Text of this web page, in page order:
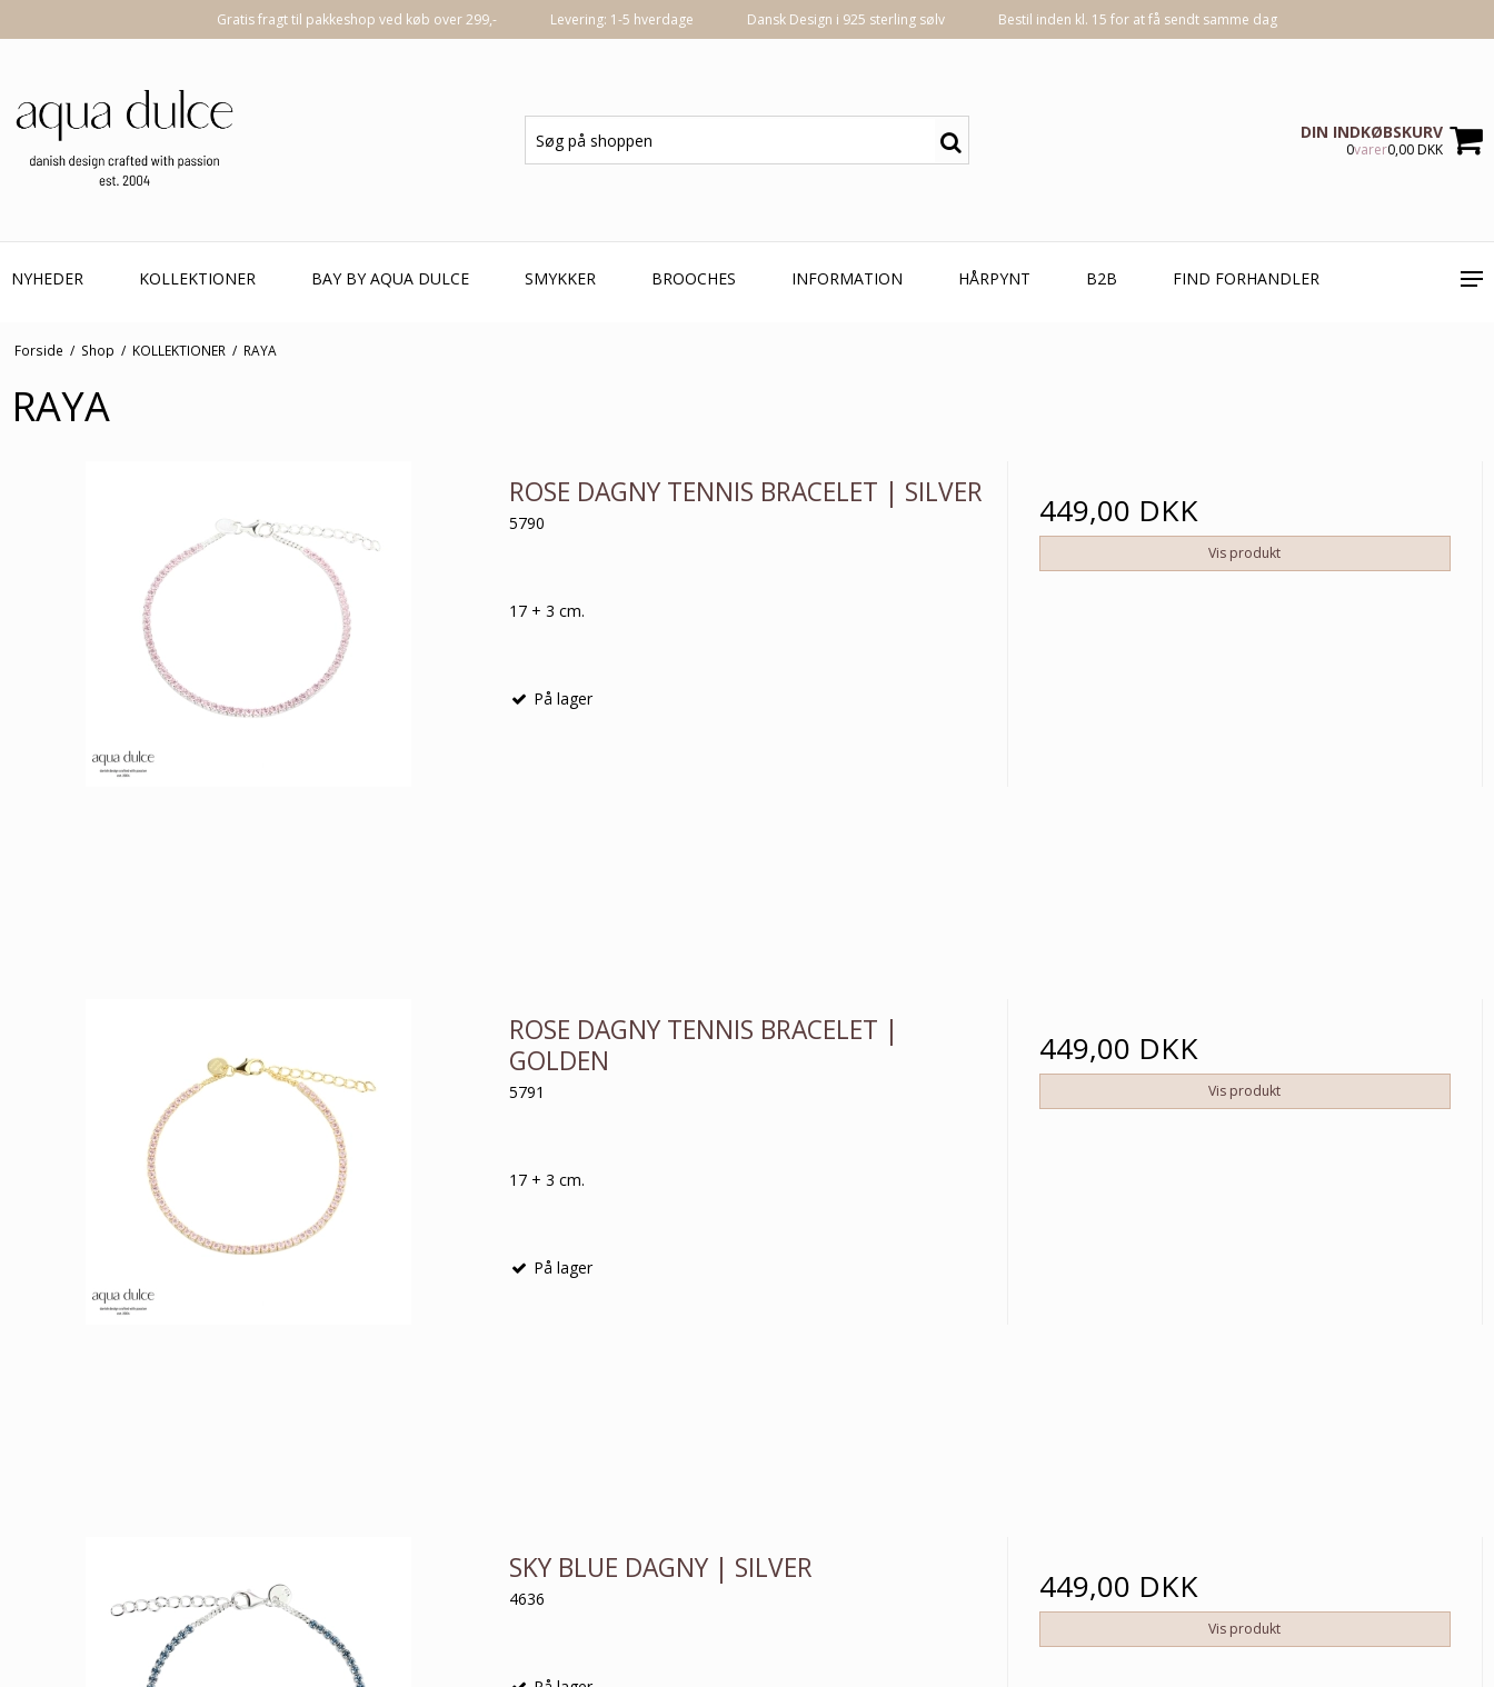
Gratis fragt til pakkeshop ved køb over 299,- Levering: 1-5 hverdage Dansk Design i 925 sterling sølv Bestil inden kl. 15 for at få sendt samme dag
DIN INDKØBSKURV
0varer0,00 DKK
NYHEDER KOLLEKTIONER BAY BY AQUA DULCE SMYKKER BROOCHES INFORMATION HÅRPYNT B2B FIND FORHANDLER
Forside / Shop / KOLLEKTIONER / RAYA
RAYA
ROSE DAGNY TENNIS BRACELET | SILVER
5790
17 + 3 cm.
På lager
449,00 DKK
Vis produkt
ROSE DAGNY TENNIS BRACELET |
GOLDEN
5791
17 + 3 cm.
På lager
449,00 DKK
Vis produkt
SKY BLUE DAGNY | SILVER
4636 449,00 DKK
Vis produkt